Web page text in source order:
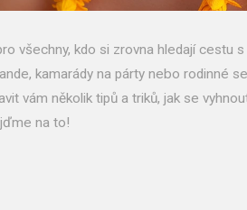
všechny, kdo si zrovna hledají cestu
kamarády na párty nebo rodinné
vám několik tipů a triků, jak se
na to!